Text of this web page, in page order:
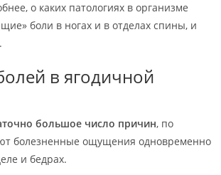
о каких патологиях в организме
боли в ногах и в отделах спины, и
в ягодичной
большое число причин, по
болезненные ощущения одновременно
и бедрах.